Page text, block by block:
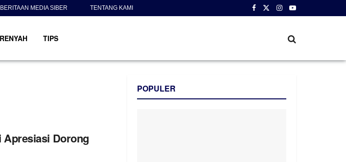
MEDIA SIBER TENTANG KAMI
RENYAH TIPS
Apresiasi Dorong
POPULER